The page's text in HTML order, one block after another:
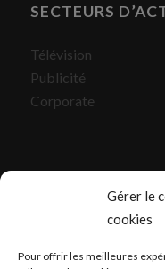
Gérer le
cookies
Pour offrir les meilleures
SECTEURS
Télévision
Publicité
Corporate
CONTACT